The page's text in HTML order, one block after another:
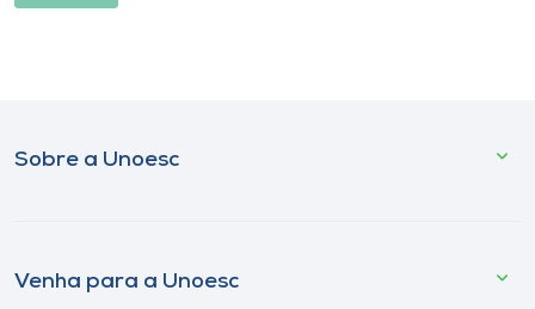
Sobre a Unoesc
Venha para a Unoesc